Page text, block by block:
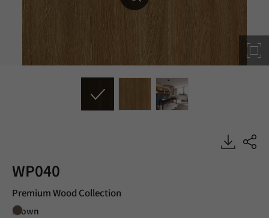
WP040
Premium Wood Collection
Brown